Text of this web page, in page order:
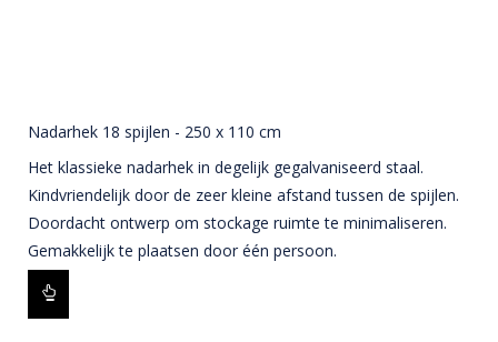
Nadarhek 18 spijlen - 250 x 110 cm
Het klassieke nadarhek in degelijk gegalvaniseerd staal.
Kindvriendelijk door de zeer kleine afstand tussen de spijlen.
Doordacht ontwerp om stockage ruimte te minimaliseren.
Gemakkelijk te plaatsen door één persoon.